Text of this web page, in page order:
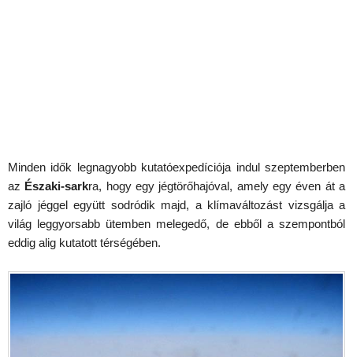
Minden idők legnagyobb kutatóexpedíciója indul szeptemberben
az Északi-sarkra, hogy egy jégtörőhajóval, amely egy éven át a
zajló jéggel együtt sodródik majd, a klímaváltozást vizsgálja a
világ leggyorsabb ütemben melegedő, de ebből a szempontból
eddig alig kutatott térségében.